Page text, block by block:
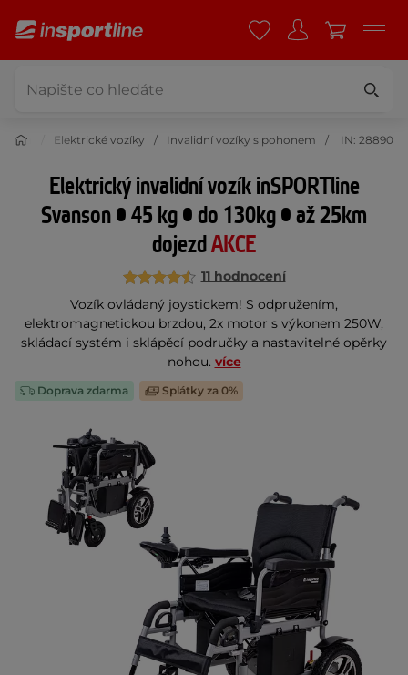
Elektrické vozíky Invalidní vozíky s pohonem IN: 28890
Elektrický invalidní vozík inSPORTline
Svanson • 45 kg • do 130kg • až 25km
dojezdAKCE
11 hodnocení
Vozík ovládaný joystickem! S odpružením,
elektromagnetickou brzdou, 2x motor s výkonem 250W,
skládací systém i sklápěcí područky a nastavitelné opěrky
nohou. více
Doprava zdarma Splátky za 0%